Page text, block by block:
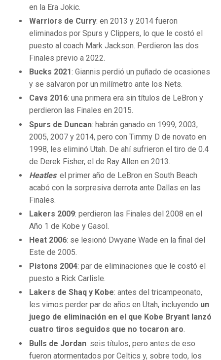
en la Era Jokic.
Warriors de Curry: en 2013 y 2014 fueron
eliminados por Spurs y Clippers, lo que le costó el
puesto al coach Mark Jackson. Perdieron las dos
Finales previo a 2022.
Bucks 2021: Giannis perdió un puñado de ocasiones
y se salvaron por un milímetro ante los Nets.
Cavs 2016: una primera era sin títulos de LeBron y
perdieron las Finales en 2015.
Spurs de Duncan: habrán ganado en 1999, 2003,
2005, 2007 y 2014, pero con Timmy D de novato en
1998, les eliminó Utah. De ahí sufrieron el tiro de 0.4
de Derek Fisher, el de Ray Allen en 2013.
Heatles: el primer año de LeBron en South Beach
acabó con la sorpresiva derrota ante Dallas en las
Finales.
Lakers 2009: perdieron las Finales del 2008 en el
Año 1 de Kobe y Gasol.
Heat 2006: se lesionó Dwyane Wade en la final del
Este de 2005.
Pistons 2004: par de eliminaciones que le costó el
puesto a Rick Carlisle.
Lakers de Shaq y Kobe: antes del tricampeonato,
les vimos perder par de años en Utah, incluyendo un
juego de eliminación en el que Kobe Bryant lanzó
cuatro tiros seguidos que no tocaron aro.
Bulls de Jordan: seis títulos, pero antes de eso
fueron atormentados por Celtics y, sobre todo, los